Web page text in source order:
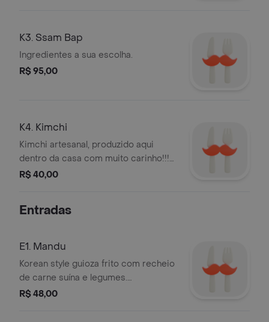
K3. Ssam Bap
Ingredientes a sua escolha.
R$ 95,00
K4. Kimchi
Kimchi artesanal, produzido aqui
dentro da casa com muito carinho!!!
temos 2 opções de tamanho de
R$ 40,00
Entradas
E1. Mandu
Korean style guioza frito com recheio
de carne suína e legumes.
Acompanha molho especial da casa.
R$ 48,00